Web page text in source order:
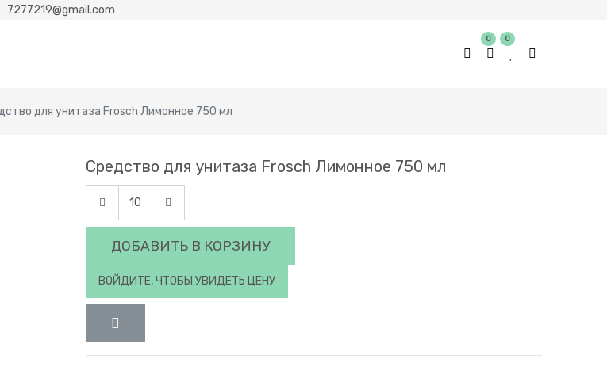
7277219@gmail.com
0 0
для унитаза Frosch Лимонное 750 мл
Средство для унитаза Frosch Лимонное 750 мл
ДОБАВИТЬ В КОРЗИНУ
ВОЙДИТЕ, ЧТОБЫ УВИДЕТЬ ЦЕНУ